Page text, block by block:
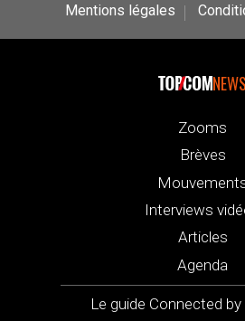
Mentions légales
NEWS
Zooms
Brèves
Interviews
Articles
Agenda
Le guide Connected